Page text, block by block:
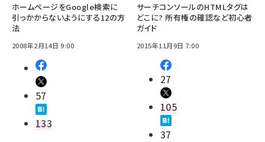
ホームページをGoogle検索に
引っかからないようにする12の方
法
2008年2月14日 9:00
57
133
サーチコンソールのHTMLタグは
どこに? 所有権の確認など初心者
ガイド
2015年11月9日 7:00
27
105
37